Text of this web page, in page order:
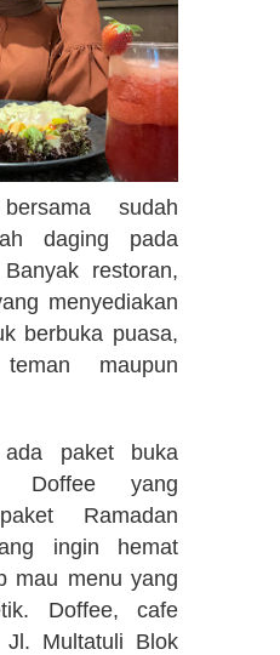
sudah
daging pada
restoran,
menyediakan
berbuka puasa,
maupun
paket buka
Doffee yang
Ramadan
ingin hemat
mau menu yang
Doffee, cafe
Multatuli Blok